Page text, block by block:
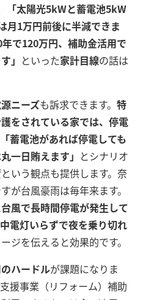
「太陽光5kWと蓄電池5kW
月1万円前後に半減できま
で120万円、補助金活用で
」 といった家計目線の話は
ニーズも訴求できます。 特
をされている家では、停電
「蓄電池があれば停電しても
一日賄えます」 とシナリオ
という観点も提供します。奈
が台風豪雨は毎年来ます。
風で長時間停電が発生して
電灯いらずで夜を乗り切れ
ジを伝えると効果的です。
ハードルが課題になりま
援事業（リフォーム）補助